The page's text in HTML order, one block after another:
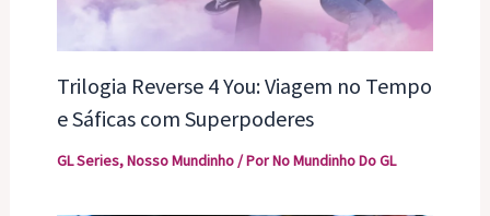
Trilogia Reverse 4 You: Viagem no Tempo
e Sáficas com Superpoderes
GL Series,Nosso Mundinho/ PorNo Mundinho Do GL